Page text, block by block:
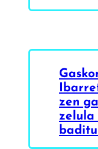
zen
zelula